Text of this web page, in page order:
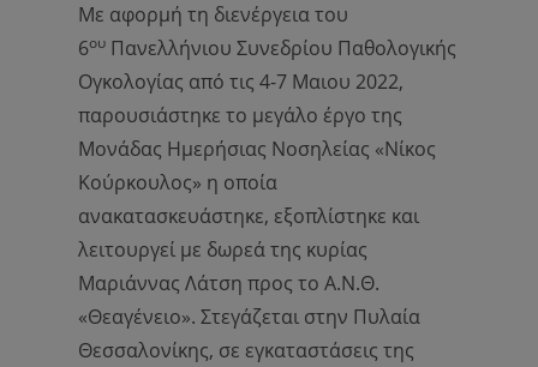
Με αφορμή τη διενέργεια του
6ουΠανελλήνιου Συνεδρίου Παθολογικής
Ογκολογίας από τις 4-7 Μαιου 2022,
παρουσιάστηκε το μεγάλο έργο της
Μονάδας Ημερήσιας Νοσηλείας «Νίκος
Κούρκουλος» η οποία
ανακατασκευάστηκε, εξοπλίστηκε και
λειτουργεί με δωρεά της κυρίας
Μαριάννας Λάτση προς το Α.Ν.Θ.
«Θεαγένειο». Στεγάζεται στην Πυλαία
Θεσσαλονίκης, σε εγκαταστάσεις της